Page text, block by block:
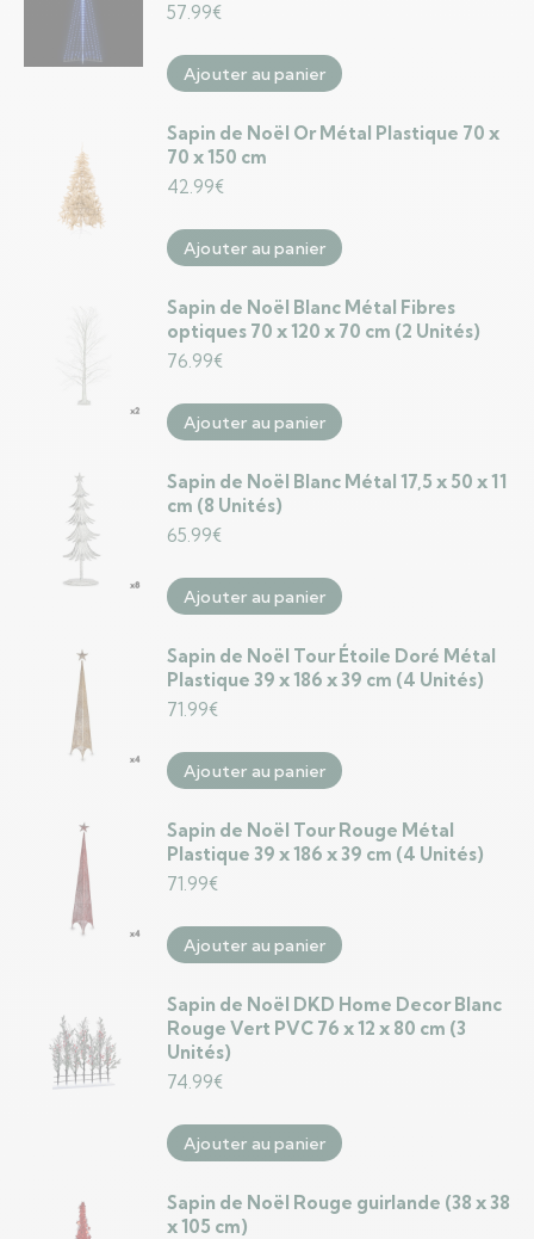
57.99€
Ajouter au panier
Sapin de Noël Or Métal Plastique 70 x
70 x 150 cm
42.99€
Ajouter au panier
Sapin de Noël Blanc Métal Fibres
optiques 70 x 120 x 70 cm (2 Unités)
76.99€
Ajouter au panier
Sapin de Noël Blanc Métal 17,5 x 50 x 11
cm (8 Unités)
65.99€
Ajouter au panier
Sapin de Noël Tour Étoile Doré Métal
Plastique 39 x 186 x 39 cm (4 Unités)
71.99€
Ajouter au panier
Sapin de Noël Tour Rouge Métal
Plastique 39 x 186 x 39 cm (4 Unités)
71.99€
Ajouter au panier
Sapin de Noël DKD Home Decor Blanc
Rouge Vert PVC 76 x 12 x 80 cm (3
Unités)
74.99€
Ajouter au panier
Sapin de Noël Rouge guirlande (38 x 38
x 105 cm)